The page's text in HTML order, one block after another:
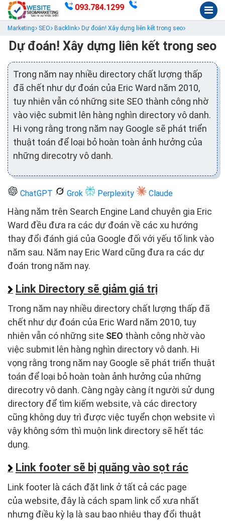
093.784.1299
Marketing SEO Backlink Dự đoán! Xây dựng liên kết trong seo
Dự đoán! Xây dựng liên kết trong seo
Trong năm nay nhiều directory chất lượng thấp
đã chết như dự đoán của Eric Ward năm 2010,
tuy nhiên vẫn có những site SEO thành công nhờ
vào việc submit lên hàng nghìn directory vô danh.
Hi vọng rằng trong năm nay Google sẽ phát triển
thuật toán để loại bỏ hoàn toàn ảnh hưởng của
những direcotry vô danh.
ChatGPT Grok Perplexity Claude
Hàng năm trên Search Engine Land chuyên gia Eric
Ward đều đưa ra các dự đoán về các xu hướng
thay đổi đánh giá của Google đối với yếu tố link vào
năm sau. Năm nay Eric Ward cũng đưa ra các dự
đoán trong năm nay.
Link Directory sẽ giảm giá trị
Trong năm nay nhiều directory chất lượng thấp đã
chết như dự đoán của Eric Ward năm 2010, tuy
nhiên vẫn có những site SEO thành công nhờ vào
việc submit lên hàng nghìn directory vô danh. Hi
vọng rằng trong năm nay Google sẽ phát triển thuật
toán để loại bỏ hoàn toàn ảnh hưởng của những
direcotry vô danh. Càng ngày càng ít người sử dụng
directory để tìm kiếm website, và các directory
cũng không duy trì được việc tuyển chọn website vì
vậy không sớm thì muộn link directory sẽ hết tác
dụng.
Link footer sẽ bị quăng vào sọt rác
Link footer là cách đặt link ở tất cả các page
của website, đây là cách spam link cổ xưa nhất
nhưng điều kỳ lạ là sau bao nhiêu thay đổi thuật